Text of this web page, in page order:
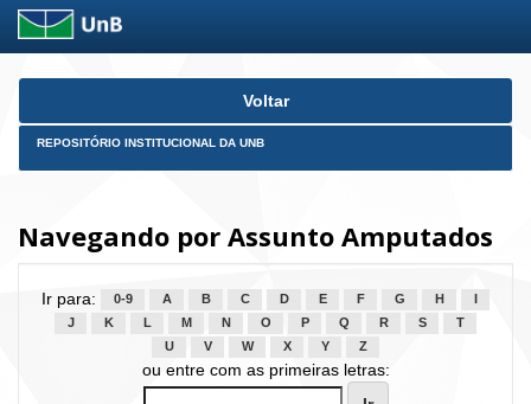
Skip
Voltar
REPOSITÓRIO INSTITUCIONAL DA UNB
Navegando por Assunto Amputados
Ir para: 0-9 A B C D E F G H
J
K L M N O P Q R S
T
U
V W X Y Z
ou entre com as primeiras letras: